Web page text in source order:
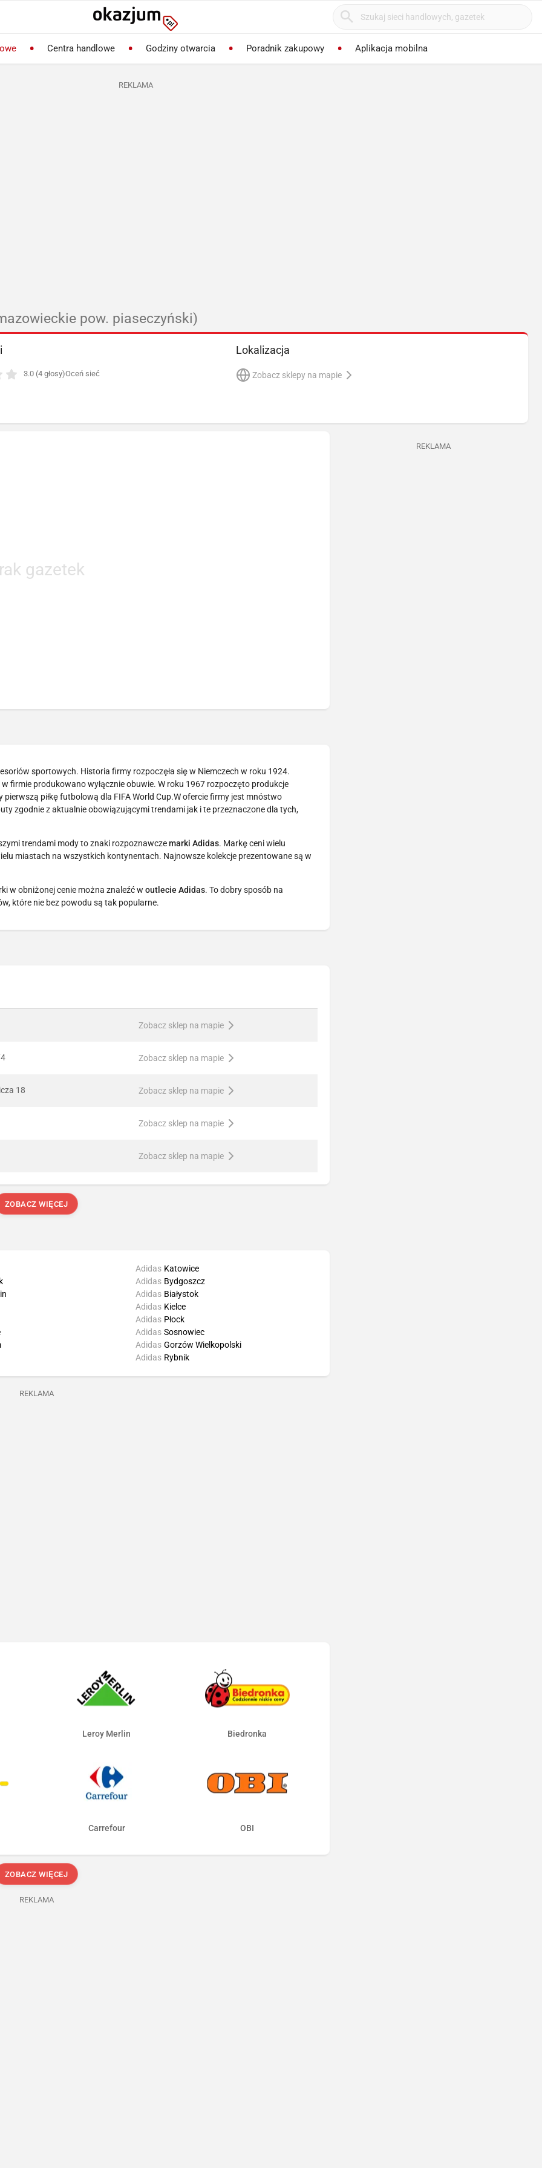
Centra handlowe Godziny otwarcia Poradnik zakupowy Aplikacja mobilna
REKLAMA
pow. piaseczyński)
3.0 (4 głosy)Oceń sieć
Lokalizacja
Zobacz sklepy na mapie
gazetek
sportowych. Historia firmy rozpoczęła się w Niemczech w roku 1924.
firmie produkowano wyłącznie obuwie. W roku 1967 rozpoczęto produkcje
piłkę futbolową dla FIFA World Cup.W ofercie firmy jest mnóstwo
zgodnie z aktualnie obowiązującymi trendami jak i te przeznaczone dla tych,
trendami mody to znaki rozpoznawczemarki Adidas. Markę ceni wielu
miastach na wszystkich kontynentach. Najnowsze kolekcje prezentowane są w
w obniżonej cenie można znaleźć w outlecie Adidas. To dobry sposób na
które nie bez powodu są tak popularne.
Zobacz sklep na mapie
Zobacz sklep na mapie
18 Zobacz sklep na mapie
Zobacz sklep na mapie
Zobacz sklep na mapie
ZOBACZ WIĘCEJ
Adidas Katowice
Adidas Bydgoszcz
Adidas Białystok
Adidas Kielce
Adidas Płock
Adidas Sosnowiec
Adidas Gorzów Wielkopolski
Adidas Rybnik
REKLAMA
Leroy Merlin Biedronka
Carrefour OBI
ZOBACZ WIĘCEJ
REKLAMA
REKLAMA